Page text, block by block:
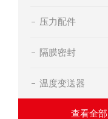
压力配件
隔膜密封
温度变送器
查看全